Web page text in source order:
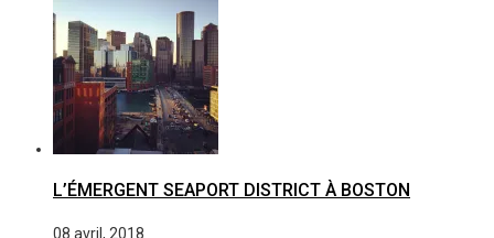
L’ÉMERGENT SEAPORT DISTRICT À BOSTON
08 avril, 2018